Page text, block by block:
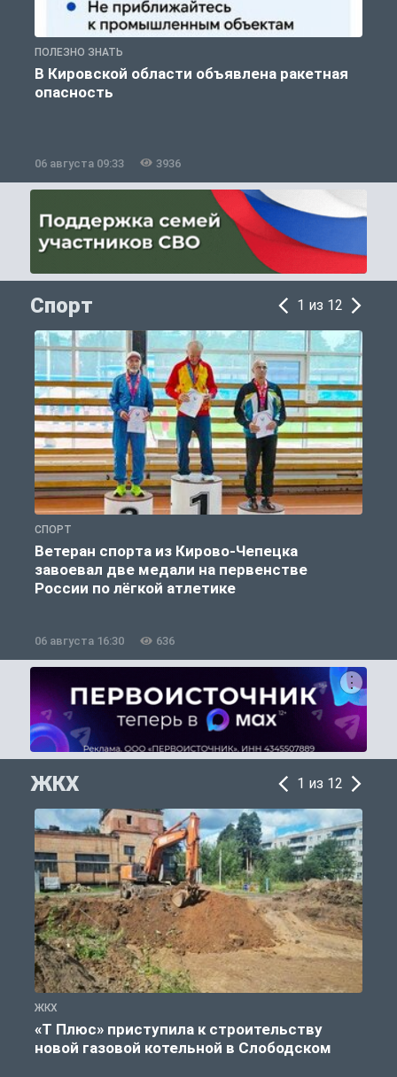
ПОЛЕЗНО ЗНАТЬ
В Кировской области объявлена ракетная
опасность
06 августа 09:33 3936
Спорт 1 из 12
СПОРТ
Ветеран спорта из Кирово-Чепецка
завоевал две медали на первенстве
России по лёгкой атлетике
06 августа 16:30 636
ЖКХ 1 из 12
ЖКХ
«Т Плюс» приступила к строительству
новой газовой котельной в Слободском